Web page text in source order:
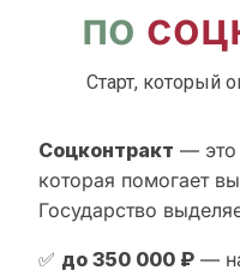
по
Старт, который
Соцконтракт — это
которая помогает
Государство
✅ до 350 000 ₽ —